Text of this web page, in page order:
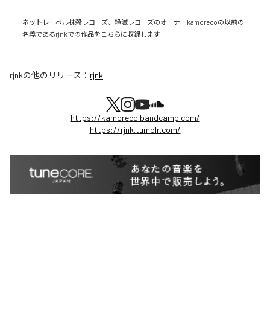
ネットレーベル抹殺レコーズ、絶滅レコーズのオーナーkamorecoの以前の
名義であるrjnkでの作品をこちらに収録します
rjnkの他のリリース： rjnk
https://kamoreco.bandcamp.com/
https://rjnk.tumblr.com/